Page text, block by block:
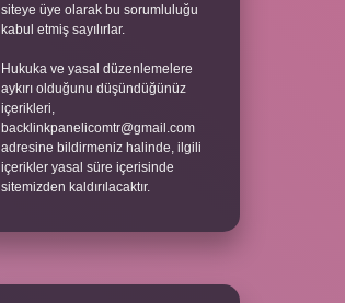
siteye üye olarak bu sorumluluğu
kabul etmiş sayılırlar.
Hukuka ve yasal düzenlemelere
aykırı olduğunu düşündüğünüz
içerikleri,
backlinkpanelicomtr@gmail.com
adresine bildirmeniz halinde, ilgili
içerikler yasal süre içerisinde
sitemizden kaldırılacaktır.